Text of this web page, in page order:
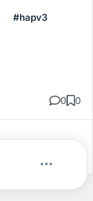
#hapv3
0 0